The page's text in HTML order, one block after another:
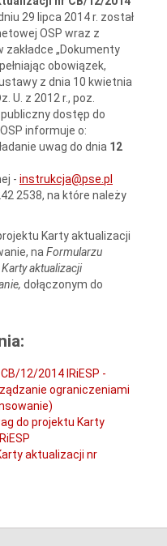
29 lipca 2014 r. został
OSP wraz z
„Dokumenty
obowiązek,
z dnia 10 kwietnia
U. z 2012 r., poz.
dostęp do
informuje o:
uwag do dnia 12
- instrukcja@pse.pl
2538, na które należy
Karty aktualizacji
na Formularzu
aktualizacji
dołączonym do
12/2014 IRiESP -
ograniczeniami
do projektu Karty
aktualizacji nr